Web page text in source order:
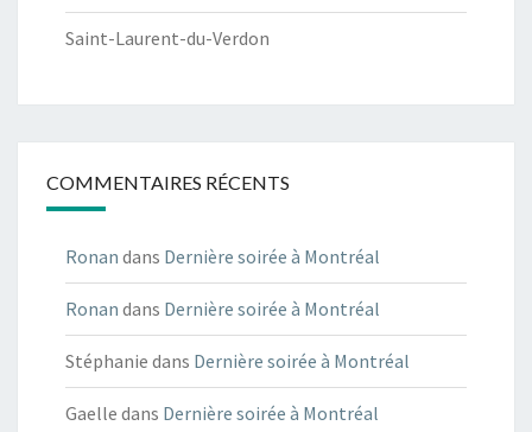
Saint-Laurent-du-Verdon
COMMENTAIRES RÉCENTS
Ronan dans Dernière soirée à Montréal
Ronan dans Dernière soirée à Montréal
Stéphanie dans Dernière soirée à Montréal
Gaelle dans Dernière soirée à Montréal